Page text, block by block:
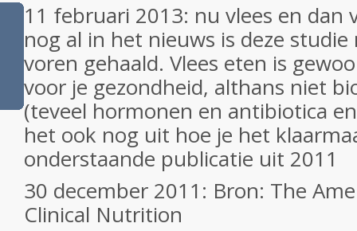
11 februari 2013: nu vlees en dan
nog al in het nieuws is deze studie
voren gehaald. Vlees eten is
voor je gezondheid, althans niet
(teveel hormonen en antibiotica
het ook nog uit hoe je het
onderstaande publicatie uit 2011
30 december 2011: Bron: The
Clinical Nutrition